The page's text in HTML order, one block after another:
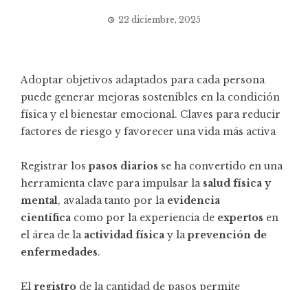
22 diciembre, 2025
Adoptar objetivos adaptados para cada persona
puede generar mejoras sostenibles en la condición
física y el bienestar emocional. Claves para reducir
factores de riesgo y favorecer una vida más activa
Registrar los pasos diarios se ha convertido en una
herramienta clave para impulsar la salud física y
mental, avalada tanto por la evidencia
científica como por la experiencia de expertos en
el área de la actividad física y laprevención de
enfermedades.
El registro de la cantidad de pasos permite